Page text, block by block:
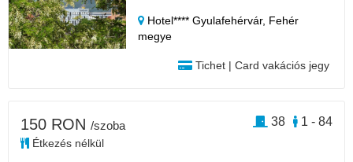
Hotel**** Gyulafehérvár, Fehér
megye
Tichet | Card vakációs jegy
150 RON /szoba
Étkezés nélkül
1 - 84
38